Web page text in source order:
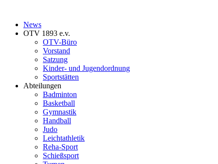
News
OTV 1893 e.v.
OTV-Büro
Vorstand
Satzung
Kinder- und Jugendordnung
Sportstätten
Abteilungen
Badminton
Basketball
Gymnastik
Handball
Judo
Leichtathletik
Reha-Sport
Schießsport